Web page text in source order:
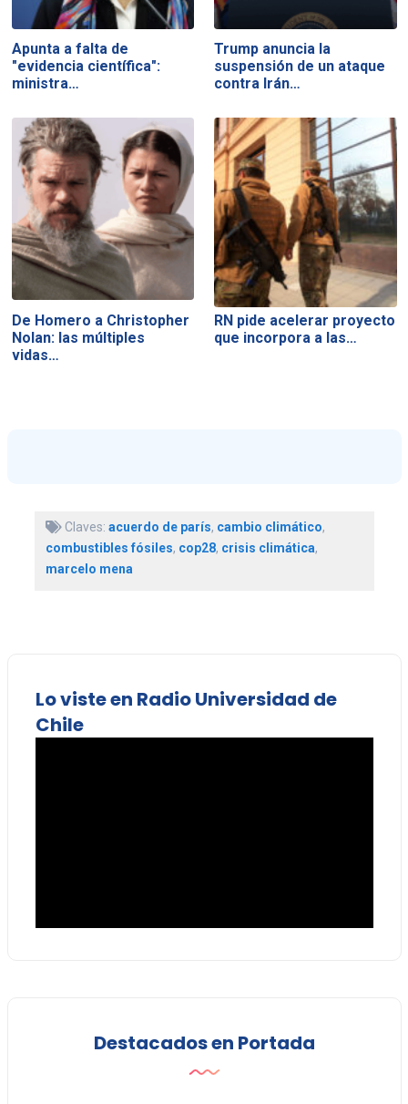
Apunta a falta de
"evidencia científica":
ministra…
Trump anuncia la
suspensión de un ataque
contra Irán…
De Homero a Christopher
Nolan: las múltiples
vidas…
RN pide acelerar proyecto
que incorpora a las…
Claves: acuerdo de parís, cambio climático,
combustibles fósiles, cop28, crisis climática,
marcelo mena
Lo viste en Radio Universidad de
Chile
Destacados en Portada